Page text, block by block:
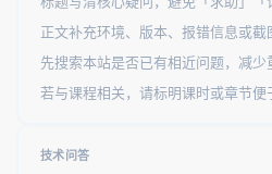
正文补充环境、版本、报错信息或截
先搜索本站是否已有相近问题，减少
若与课程相关，请标明课时或章节便
技术问答